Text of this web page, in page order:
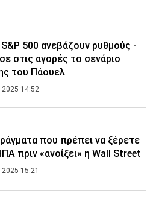
S&P 500 ανεβάζουν ρυθμούς -
στις αγορές το σενάριο
του Πάουελ
2025 14:52
που πρέπει να ξέρετε
πριν «ανοίξει» η Wall Street
2025 15:21